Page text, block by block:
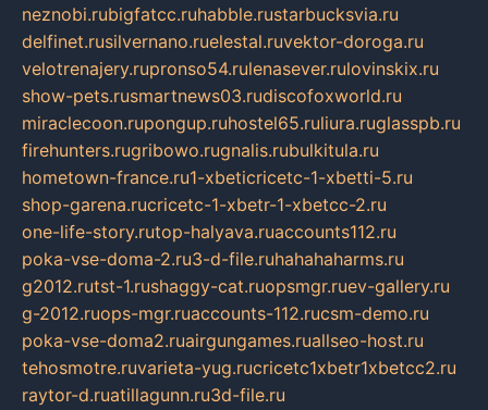
neznobi.rubigfatcc.ruhabble.rustarbucksvia.ru
delfinet.rusilvernano.ruelestal.ruvektor-doroga.ru
velotrenajery.rupronso54.rulenasever.rulovinskix.ru
show-pets.rusmartnews03.rudiscofoxworld.ru
miraclecoon.rupongup.ruhostel65.ruliura.ruglasspb.ru
firehunters.rugribowo.rugnalis.rubulkitula.ru
hometown-france.ru1-xbeticricetc-1-xbetti-5.ru
shop-garena.rucricetc-1-xbetr-1-xbetcc-2.ru
one-life-story.rutop-halyava.ruaccounts112.ru
poka-vse-doma-2.ru3-d-file.ruhahahaharms.ru
g2012.rutst-1.rushaggy-cat.ruopsmgr.ruev-gallery.ru
g-2012.ruops-mgr.ruaccounts-112.rucsm-demo.ru
poka-vse-doma2.ruairgungames.ruallseo-host.ru
tehosmotre.ruvarieta-yug.rucricetc1xbetr1xbetcc2.ru
raytor-d.ruatillagunn.ru3d-file.ru